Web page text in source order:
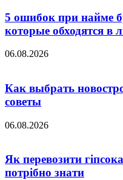
5 ошибок при найме
которые обходятся в
06.08.2026
Как выбрать
советы
06.08.2026
Як перевозити
потрібно знати